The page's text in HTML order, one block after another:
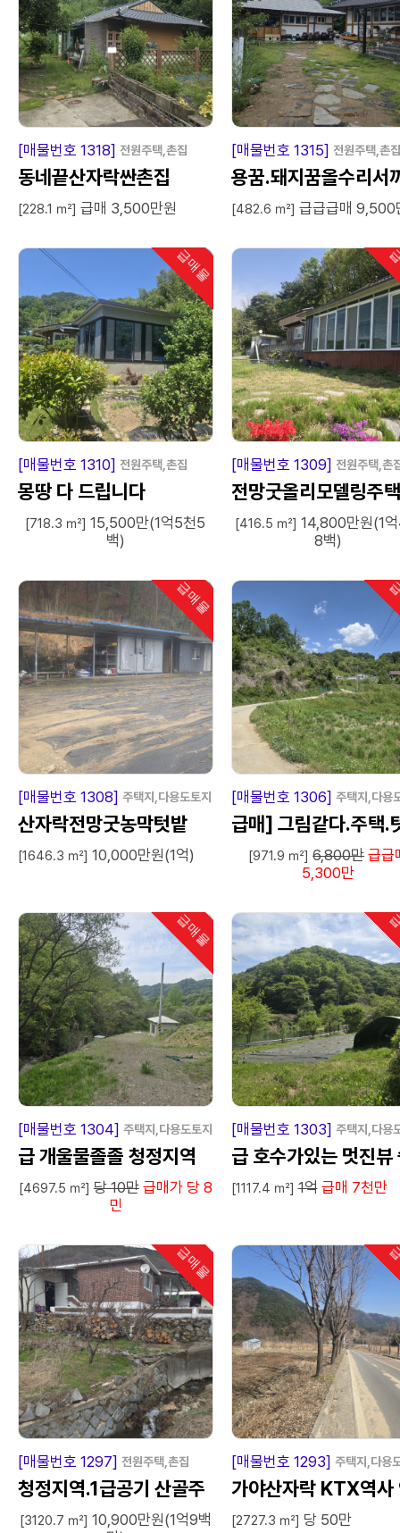
급 매 물
[매물번호 1318] 전원주택,촌집
동네끝산자락싼촌집
[228.1 ㎡] 급매 3,500만원
급 매
[매물번호 1315] 전원주택,촌집
용꿈.돼지꿈올수리서
한옥
[482.6 ㎡] 급급급매 9,500
급매물
인기
급 매 물
[매물번호 1310] 전원주택,촌집
몽땅 다 드립니다
[718.3 ㎡] 15,500만(1억5천5
백)
급 매
[매물번호 1309] 전원주택,촌
전망굿올리모델링주택
[416.5 ㎡] 14,800만원(1
8백)
급매물
인기
급 매 물
[매물번호 1308] 주택지,다용도토지
산자락전망굿농막텃밭
[1646.3 ㎡] 10,000만원(1억)
급 매
[매물번호 1306] 주택지,다용
급매] 그림같다.주택.
밭.농막쉼터땅.손해보
[971.9 ㎡] 6,800만 급급
5,300만
급매물
인기
급 매 물
[매물번호 1304] 주택지,다용도토지
급 개울물졸졸 청정지역
[4697.5 ㎡] 당 10만 급매가 당 8
민
급 매
[매물번호 1303] 주택지,다용
급 호수가있는 멋진뷰
터텃밭 전원주택지.
[1117.4 ㎡] 1억 급매 7천만
급매물
인기
급 매 물
[매물번호 1297] 전원주택,촌집
청정지역.1급공기 산골주
택.밭이공짜.
[3120.7 ㎡] 10,900만원(1억9백
급 매
[매물번호 1293] 주택지,다용
가야산자락 KTX역사
근토지
[2727.3 ㎡] 당 50만